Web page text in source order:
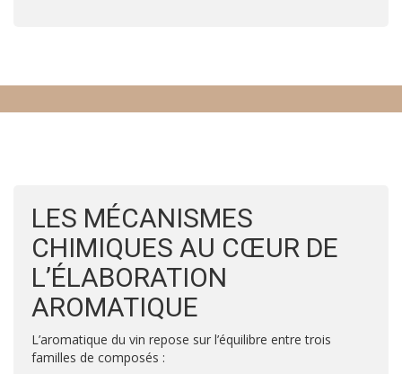
LES MÉCANISMES
CHIMIQUES AU CŒUR DE
L’ÉLABORATION
AROMATIQUE
L’aromatique du vin repose sur l’équilibre entre trois
familles de composés :